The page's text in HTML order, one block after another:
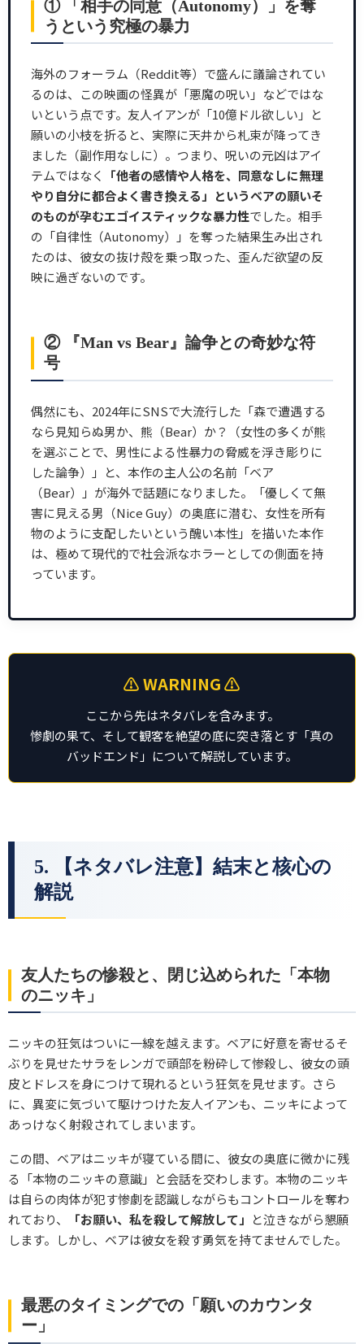
① 「相手の同意（Autonomy）」を奪
うという究極の暴力
海外のフォーラム（Reddit等）で盛んに議論されてい
るのは、この映画の怪異が「悪魔の呪い」などではな
いという点です。友人イアンが「10億ドル欲しい」と
願いの小枝を折ると、実際に天井から札束が降ってき
ました（副作用なしに）。つまり、呪いの元凶はアイ
テムではなく
「他者の感情や人格を、同意なしに無理
やり自分に都合よく書き換える」というベアの願いそ
のものが孕むエゴイスティックな暴力性でした。相手
の「自律性（Autonomy）」を奪った結果生み出され
たのは、彼女の抜け殻を乗っ取った、歪んだ欲望の反
映に過ぎないのです。
② 『Man vs Bear』論争との奇妙な符
号
偶然にも、2024年にSNSで大流行した「森で遭遇する
なら見知らぬ男か、熊（Bear）か？（女性の多くが熊
を選ぶことで、男性による性暴力の脅威を浮き彫りに
した論争）」と、本作の主人公の名前「ベア
（Bear）」が海外で話題になりました。「優しくて無
害に見える男（Nice Guy）の奥底に潜む、女性を所有
物のように支配したいという醜い本性」を描いた本作
は、極めて現代的で社会派なホラーとしての側面を持
っています。
⚠️ WARNING ⚠️
ここから先はネタバレを含みます。
惨劇の果て、そして観客を絶望の底に突き落とす「真の
バッドエンド」について解説しています。
5. 【ネタバレ注意】結末と核心の
解説
友人たちの惨殺と、閉じ込められた「本物
のニッキ」
ニッキの狂気はついに一線を越えます。ベアに好意を寄せるそ
ぶりを見せたサラをレンガで頭部を粉砕して惨殺し、彼女の頭
皮とドレスを身につけて現れるという狂気を見せます。さら
に、異変に気づいて駆けつけた友人イアンも、ニッキによって
あっけなく射殺されてしまいます。
この間、ベアはニッキが寝ている間に、彼女の奥底に微かに残
る「本物のニッキの意識」と会話を交わします。本物のニッキ
は自らの肉体が犯す惨劇を認識しながらもコントロールを奪わ
れており、
「お願い、私を殺して解放して」 と泣きながら懇願
します。しかし、ベアは彼女を殺す勇気を持てませんでした。
最悪のタイミングでの「願いのカウンタ
ー」